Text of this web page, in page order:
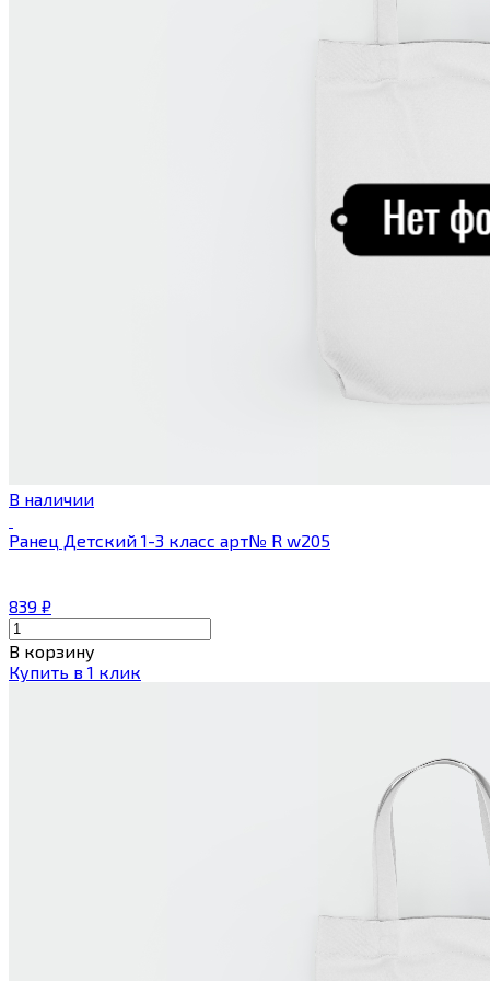
В наличии
Ранец Детский 1-3 класс арт№ R w205
839 ₽
В корзину
Купить в 1 клик